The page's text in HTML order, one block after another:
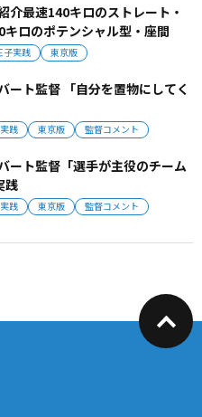
最速140キロのストレート・
ロのポテンシャル型・座間
子実践 東京版
ート監督 「自分を置物にしてく
践 東京版 監督コメント
ート監督「選手が主役のチーム
践
践 東京版 監督コメント